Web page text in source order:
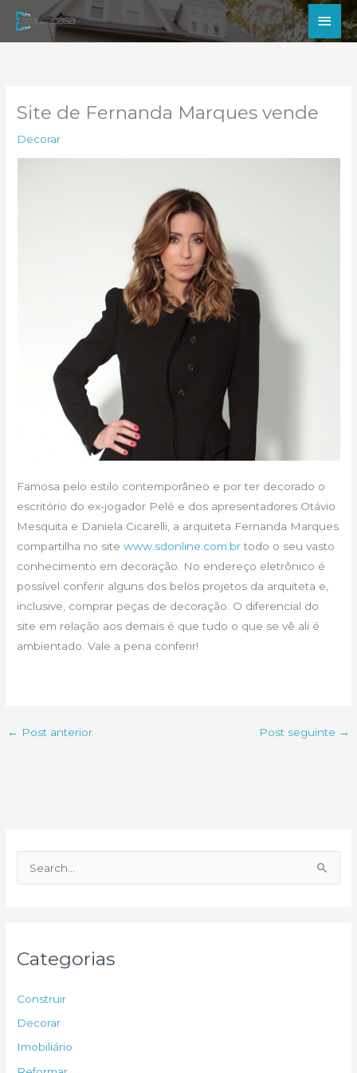
para
Site de Fernanda Marques vende
Decorar
Famosa pelo estilo contemporâneo e por ter decorado o
escritório do ex-jogador Pelé e dos apresentadores Otávio
Mesquita e Daniela Cicarelli, a arquiteta Fernanda Marques
compartilha no sitewww.sdonline.com.brtodo o seu vasto
conhecimento em decoração. No endereço eletrônico é
possível conferir alguns dos belos projetos da arquiteta e,
inclusive, comprar peças de decoração. O diferencial do
site em relação aos demais é que tudo o que se vê ali é
ambientado. Vale a pena conferir!
← Post anterior Post seguinte →
e
p
Categorias
Construir
Decorar
Imobiliário